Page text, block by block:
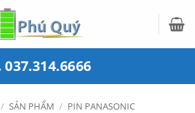
037.314.6666
/ SẢN PHẨM / PIN PANASONIC